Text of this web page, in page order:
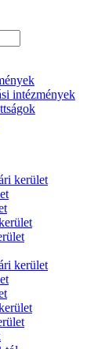
intézmények
kerület
kerület